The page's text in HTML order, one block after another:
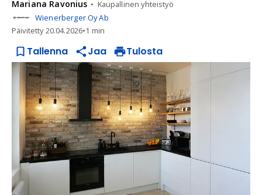
Mariana Ravonius
Kaupallinen yhteistyö
Wienerberger Oy Ab
Päivitetty20.04.2026•1 min
Tallenna Jaa Tulosta